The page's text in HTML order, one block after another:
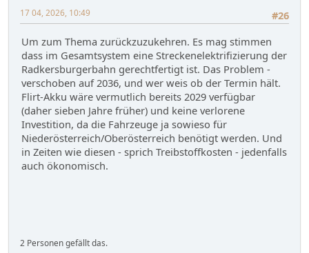
#26
17 04, 2026, 10:49
Um zum Thema zurückzuzukehren. Es mag stimmen
dass im Gesamtsystem eine Streckenelektrifizierung der
Radkersburgerbahn gerechtfertigt ist. Das Problem -
verschoben auf 2036, und wer weis ob der Termin hält.
Flirt-Akku wäre vermutlich bereits 2029 verfügbar
(daher sieben Jahre früher) und keine verlorene
Investition, da die Fahrzeuge ja sowieso für
Niederösterreich/Oberösterreich benötigt werden. Und
in Zeiten wie diesen - sprich Treibstoffkosten - jedenfalls
auch ökonomisch.
2 Personen gefällt das.